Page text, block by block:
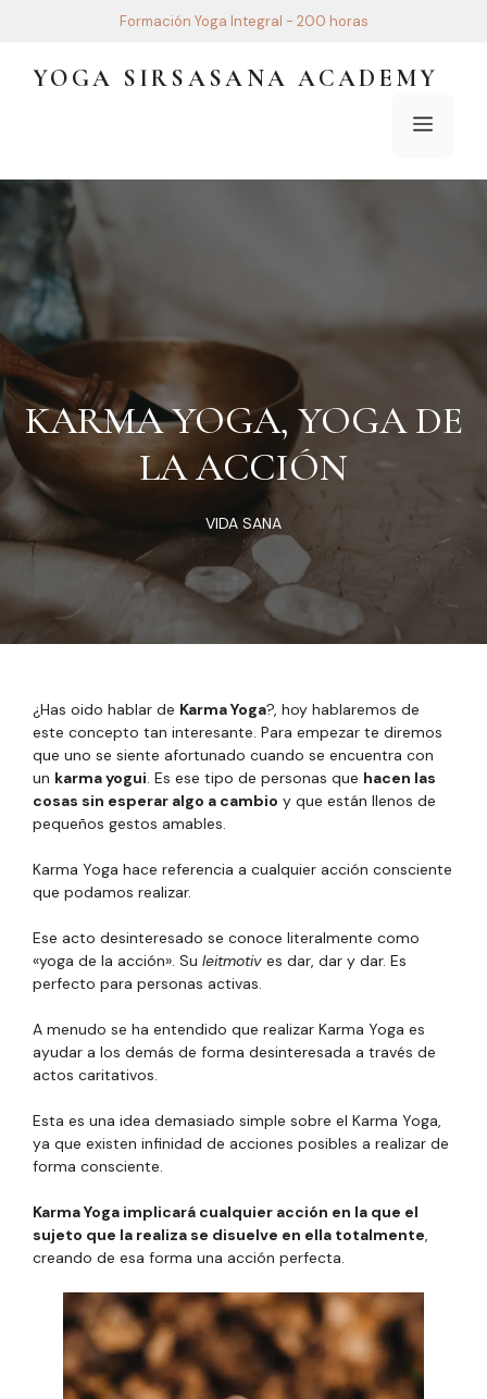
Formación Yoga Integral - 200 horas
YOGA SIRSASANA ACADEMY
Menú
KARMA YOGA, YOGA DE
LA ACCIÓN
VIDA SANA
¿Has oido hablar de Karma Yoga?, hoy hablaremos de
este concepto tan interesante. Para empezar te diremos
que uno se siente afortunado cuando se encuentra con
un karma yogui. Es ese tipo de personas que hacen las
cosas sin esperar algo a cambio y que están llenos de
pequeños gestos amables.
Karma Yoga hace referencia a cualquier acción consciente
que podamos realizar.
Ese acto desinteresado se conoce literalmente como
«yoga de la acción». Su leitmotiv es dar, dar y dar. Es
perfecto para personas activas.
A menudo se ha entendido que realizar Karma Yoga es
ayudar a los demás de forma desinteresada a través de
actos caritativos.
Esta es una idea demasiado simple sobre el Karma Yoga,
ya que existen infinidad de acciones posibles a realizar de
forma consciente.
Karma Yoga implicará cualquier acción en la que el
sujeto que la realiza se disuelve en ella totalmente,
creando de esa forma una acción perfecta.